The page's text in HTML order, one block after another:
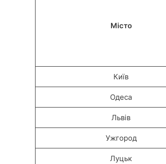
Місто
Київ
Одеса
Львів
Ужгород
Луцьк